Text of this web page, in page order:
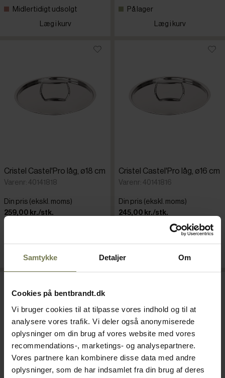
Samtykke Detaljer Om
Cookies på bentbrandt.dk
Vi bruger cookies til at tilpasse vores indhold og til at
analysere vores trafik. Vi deler også anonymiserede
oplysninger om din brug af vores website med vores
recommendations-, marketings- og analysepartnere.
Vores partnere kan kombinere disse data med andre
oplysninger, som de har indsamlet fra din brug af deres
Midlertidigt udsolgt
Læg i kurv
På lager
Læg i kurv
Cristel Castel'Pro låg, ø18 cm
Varenr: 40141818
Din pris (ekskl. moms)
259,00 kr./stk.
Læg i kurv
Cristel Castel'Pro låg, ø16 cm
Varenr: 40141816
Din pris (ekskl. moms)
245,00 kr./stk.
Læg i kurv